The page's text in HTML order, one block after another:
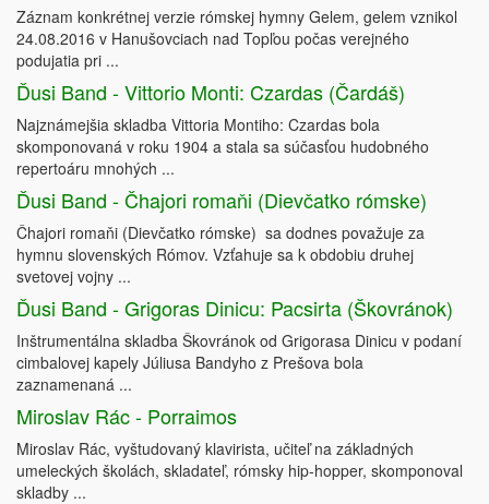
Záznam konkrétnej verzie rómskej hymny Gelem, gelem vznikol
24.08.2016 v Hanušovciach nad Topľou počas verejného
podujatia pri ...
Ďusi Band - Vittorio Monti: Czardas (Čardáš)
Najznámejšia skladba Vittoria Montiho: Czardas bola
skomponovaná v roku 1904 a stala sa súčasťou hudobného
repertoáru mnohých ...
Ďusi Band - Čhajori romaňi (Dievčatko rómske)
Čhajori romaňi (Dievčatko rómske) sa dodnes považuje za
hymnu slovenských Rómov. Vzťahuje sa k obdobiu druhej
svetovej vojny ...
Ďusi Band - Grigoras Dinicu: Pacsirta (Škovránok)
Inštrumentálna skladba Škovránok od Grigorasa Dinicu v podaní
cimbalovej kapely Júliusa Bandyho z Prešova bola
zaznamenaná ...
Miroslav Rác - Porraimos
Miroslav Rác, vyštudovaný klavirista, učiteľ na základných
umeleckých školách, skladateľ, rómsky hip-hopper, skomponoval
skladby ...